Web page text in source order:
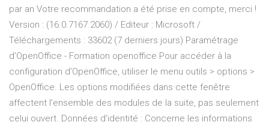
par an Votre recommandation a été prise en compte, merci !
Version : (16.0.7167.2060) / Editeur : Microsoft /
Téléchargements : 33602 (7 derniers jours) Paramétrage
d’OpenOffice - Formation openoffice Pour accéder à la
configuration d’OpenOffice, utiliser le menu outils > options >
OpenOffice. Les options modifiées dans cette fenêtre
affectent l’ensemble des modules de la suite, pas seulement
celui ouvert. Données d’identité : Concerne les informations